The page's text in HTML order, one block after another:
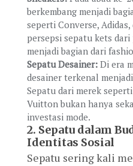
berkembang menjadi
seperti Converse,
persepsi sepatu kets
menjadi bagian dari
Sepatu Desainer: Di era
desainer terkenal
Sepatu dari merek
Vuitton bukan hanya
investasi mode.
2. Sepatu dalam
Identitas Sosial
Sepatu sering kali